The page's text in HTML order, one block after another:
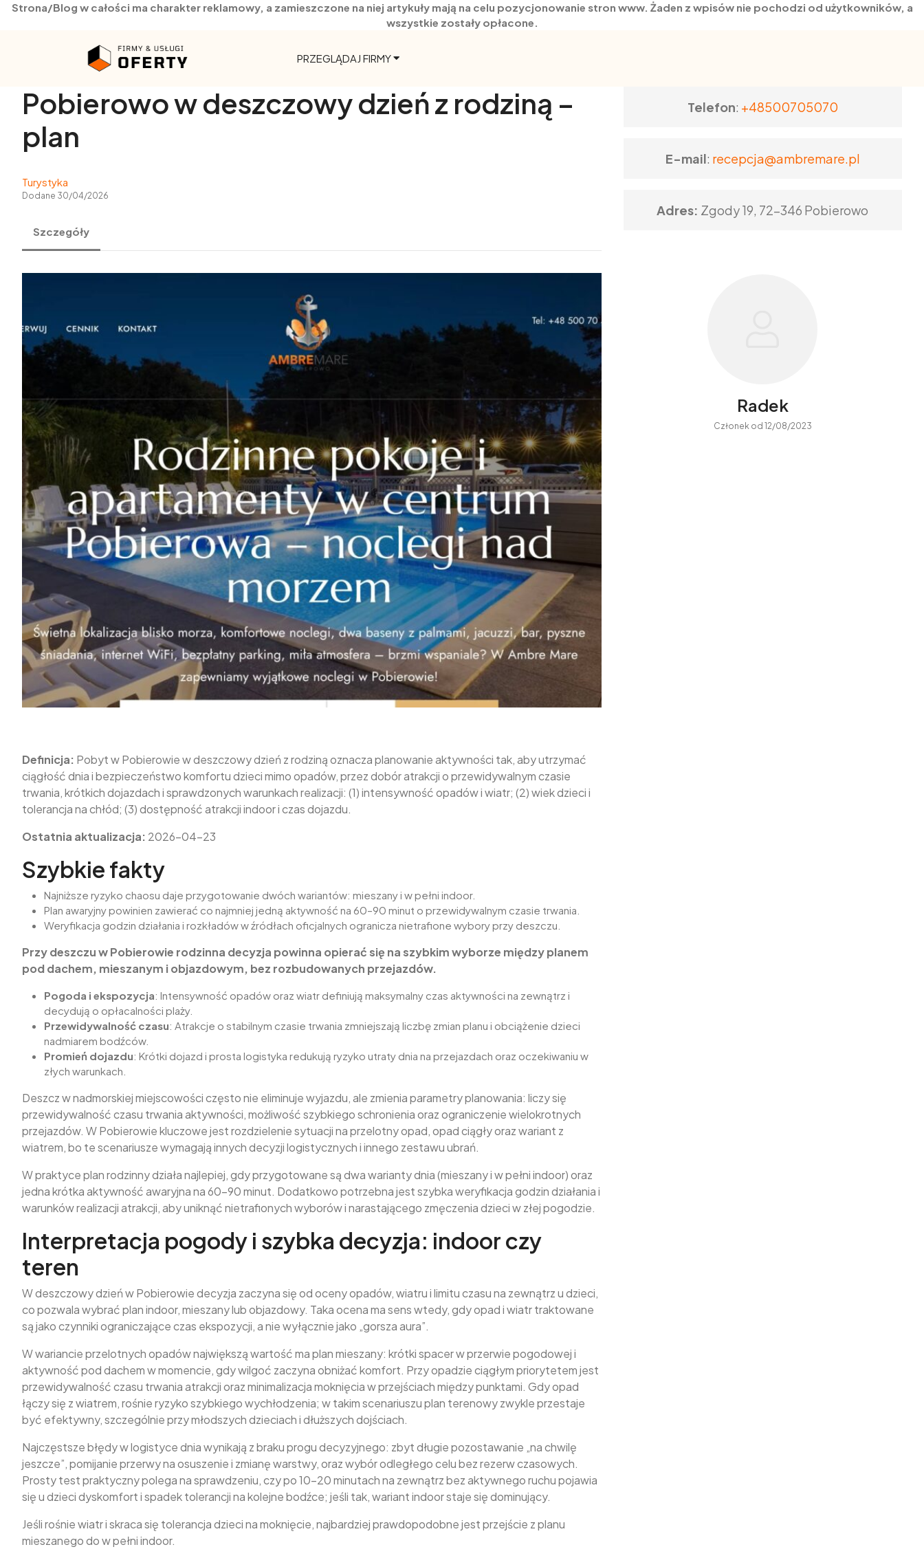
Strona/Blog w całości ma charakter reklamowy, a zamieszczone na niej artykuły mają na celu pozycjonowanie stron www. Żaden z wpisów nie pochodzi od użytkowników, a
wszystkie zostały opłacone.
PRZEGLĄDAJ FIRMY
Pobierowo w deszczowy dzień z rodziną –
plan
Turystyka
Dodane 30/04/2026
Szczegóły
Definicja: Pobyt w Pobierowie w deszczowy dzień z rodziną oznacza planowanie aktywności tak, aby utrzymać
ciągłość dnia i bezpieczeństwo komfortu dzieci mimo opadów, przez dobór atrakcji o przewidywalnym czasie
trwania, krótkich dojazdach i sprawdzonych warunkach realizacji: (1) intensywność opadów i wiatr; (2) wiek dzieci i
tolerancja na chłód; (3) dostępność atrakcji indoor i czas dojazdu.
Ostatnia aktualizacja: 2026-04-23
Szybkie fakty
Najniższe ryzyko chaosu daje przygotowanie dwóch wariantów: mieszany i w pełni indoor.
Plan awaryjny powinien zawierać co najmniej jedną aktywność na 60–90 minut o przewidywalnym czasie trwania.
Weryfikacja godzin działania i rozkładów w źródłach oficjalnych ogranicza nietrafione wybory przy deszczu.
Przy deszczu w Pobierowie rodzinna decyzja powinna opierać się na szybkim wyborze między planem
pod dachem, mieszanym i objazdowym, bez rozbudowanych przejazdów.
Pogoda i ekspozycja: Intensywność opadów oraz wiatr definiują maksymalny czas aktywności na zewnątrz i
decydują o opłacalności plaży.
Przewidywalność czasu: Atrakcje o stabilnym czasie trwania zmniejszają liczbę zmian planu i obciążenie dzieci
nadmiarem bodźców.
Promień dojazdu: Krótki dojazd i prosta logistyka redukują ryzyko utraty dnia na przejazdach oraz oczekiwaniu w
złych warunkach.
Deszcz w nadmorskiej miejscowości często nie eliminuje wyjazdu, ale zmienia parametry planowania: liczy się
przewidywalność czasu trwania aktywności, możliwość szybkiego schronienia oraz ograniczenie wielokrotnych
przejazdów. W Pobierowie kluczowe jest rozdzielenie sytuacji na przelotny opad, opad ciągły oraz wariant z
wiatrem, bo te scenariusze wymagają innych decyzji logistycznych i innego zestawu ubrań.
W praktyce plan rodzinny działa najlepiej, gdy przygotowane są dwa warianty dnia (mieszany i w pełni indoor) oraz
jedna krótka aktywność awaryjna na 60–90 minut. Dodatkowo potrzebna jest szybka weryfikacja godzin działania i
warunków realizacji atrakcji, aby uniknąć nietrafionych wyborów i narastającego zmęczenia dzieci w złej pogodzie.
Interpretacja pogody i szybka decyzja: indoor czy
teren
W deszczowy dzień w Pobierowie decyzja zaczyna się od oceny opadów, wiatru i limitu czasu na zewnątrz u dzieci,
co pozwala wybrać plan indoor, mieszany lub objazdowy. Taka ocena ma sens wtedy, gdy opad i wiatr traktowane
są jako czynniki ograniczające czas ekspozycji, a nie wyłącznie jako „gorsza aura”.
W wariancie przelotnych opadów największą wartość ma plan mieszany: krótki spacer w przerwie pogodowej i
aktywność pod dachem w momencie, gdy wilgoć zaczyna obniżać komfort. Przy opadzie ciągłym priorytetem jest
przewidywalność czasu trwania atrakcji oraz minimalizacja moknięcia w przejściach między punktami. Gdy opad
łączy się z wiatrem, rośnie ryzyko szybkiego wychłodzenia; w takim scenariuszu plan terenowy zwykle przestaje
być efektywny, szczególnie przy młodszych dzieciach i dłuższych dojściach.
Najczęstsze błędy w logistyce dnia wynikają z braku progu decyzyjnego: zbyt długie pozostawanie „na chwilę
jeszcze”, pomijanie przerwy na osuszenie i zmianę warstwy, oraz wybór odległego celu bez rezerw czasowych.
Prosty test praktyczny polega na sprawdzeniu, czy po 10–20 minutach na zewnątrz bez aktywnego ruchu pojawia
się u dzieci dyskomfort i spadek tolerancji na kolejne bodźce; jeśli tak, wariant indoor staje się dominujący.
Jeśli rośnie wiatr i skraca się tolerancja dzieci na moknięcie, najbardziej prawdopodobne jest przejście z planu
mieszanego do w pełni indoor.
Telefon: +48500705070
E-mail: recepcja@ambremare.pl
Adres: Zgody 19, 72-346 Pobierowo
Radek
Członek od 12/08/2023